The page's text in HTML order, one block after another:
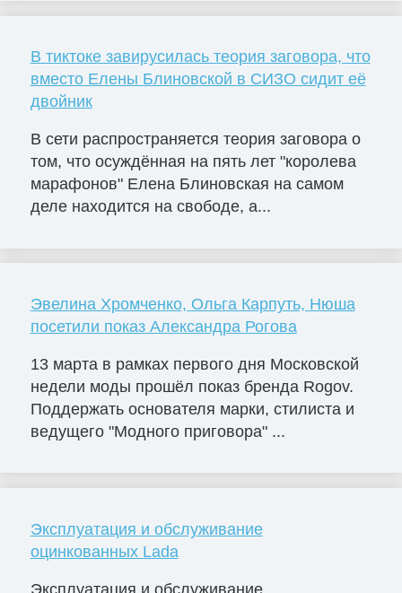
В тиктоке завирусилась теория заговора, что
вместо Елены Блиновской в СИЗО сидит её
двойник
В сети распространяется теория заговора о
том, что осуждённая на пять лет "королева
марафонов" Елена Блиновская на самом
деле находится на свободе, а...
Эвелина Хромченко, Ольга Карпуть, Нюша
посетили показ Александра Рогова
13 марта в рамках первого дня Московской
недели моды прошёл показ бренда Rogov.
Поддержать основателя марки, стилиста и
ведущего "Модного приговора" ...
Эксплуатация и обслуживание
оцинкованных Lada
Эксплуатация и обслуживание